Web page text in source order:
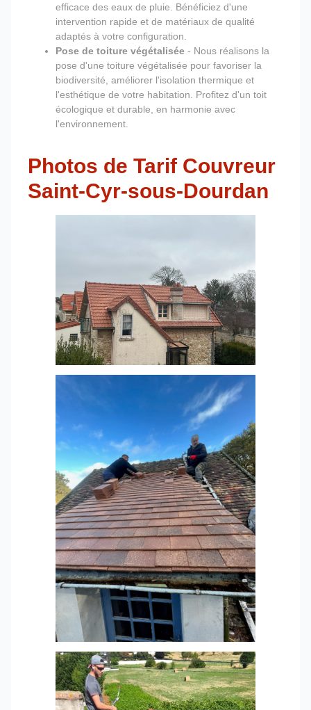
efficace des eaux de pluie. Bénéficiez d'une
intervention rapide et de matériaux de qualité
adaptés à votre configuration.
Pose de toiture végétalisée - Nous réalisons la
pose d'une toiture végétalisée pour favoriser la
biodiversité, améliorer l'isolation thermique et
l'esthétique de votre habitation. Profitez d'un toit
écologique et durable, en harmonie avec
l'environnement.
Photos de Tarif Couvreur
Saint-Cyr-sous-Dourdan